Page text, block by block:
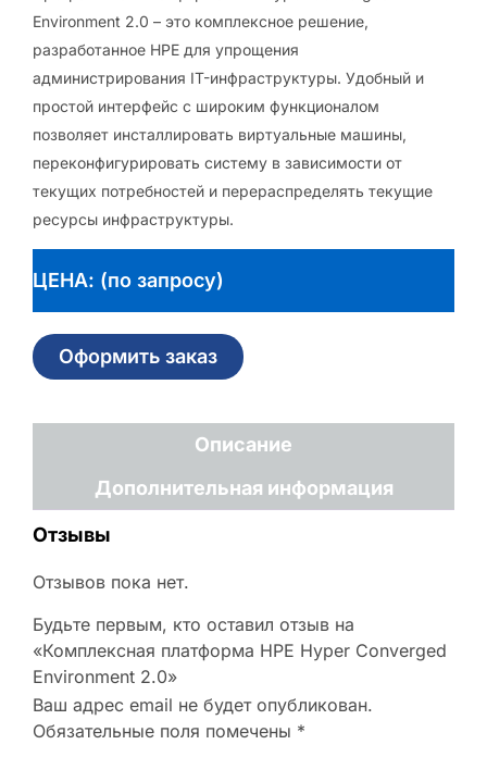
Environment 2.0 – это комплексное решение,
разработанное HPE для упрощения
администрирования IT-инфраструктуры. Удобный и
простой интерфейс с широким функционалом
позволяет инсталлировать виртуальные машины,
переконфигурировать систему в зависимости от
текущих потребностей и перераспределять текущие
ресурсы инфраструктуры.
ЦЕНА: (по запросу)
Оформить заказ
Описание
Дополнительная информация
Отзывы
Отзывов пока нет.
Будьте первым, кто оставил отзыв на
«Комплексная платформа HPE Hyper Converged
Environment 2.0»
Ваш адрес email не будет опубликован.
Обязательные поля помечены *